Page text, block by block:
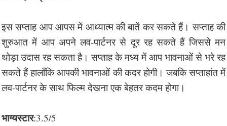
इस सप्ताह आप आपस में आध्यात्म की बातें कर सकते हैं। सप्ताह की
शुरुआत में आप अपने लव-पार्टनर से दूर रह सकते हैं जिससे मन
थोड़ा उदास रह सकता है। सप्ताह के मध्य में आप भावनाओं से भरे रह
सकते हैं हालाँकि आपकी भावनाओं की कदर होगी। जबकि सप्ताहांत में
लव-पार्टनर के साथ फिल्म देखना एक बेहतर कदम होगा।
भाग्यस्टार:3.5/5